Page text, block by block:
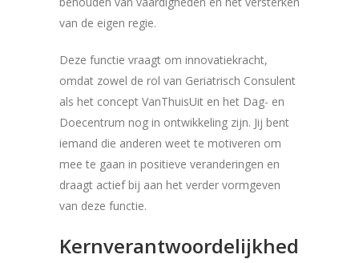
van de eigen regie.
Deze functie vraagt om innovatiekracht,
omdat zowel de rol van Geriatrisch Consulent
als het concept VanThuisUit en het Dag- en
Doecentrum nog in ontwikkeling zijn. Jij bent
iemand die anderen weet te motiveren om
mee te gaan in positieve veranderingen en
draagt actief bij aan het verder vormgeven
van deze functie.
Kernverantwoordelijkheden